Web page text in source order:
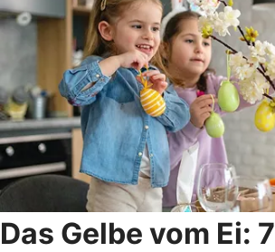
Das Gelbe vom Ei: 7